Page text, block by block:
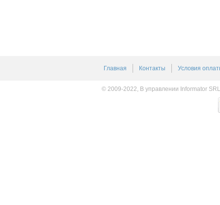
Главная Контакты Условия
© 2009-2022, В управлении Informator SRL